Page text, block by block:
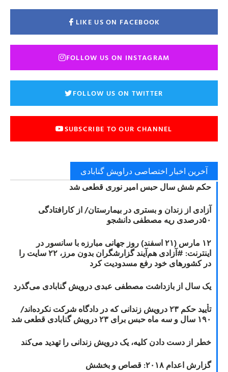
LIKE US ON FACEBOOK
FOLLOW US ON INSTAGRAM
FOLLOW US ON TWITTER
SUBSCRIBE TO OUR CHANNEL
آخرین اخبار اختصاصی دراویش گنابادی
حکم شش سال حبس امیر نوری قطعی شد
آزادی از زندان و بستری در بیمارستان/ از کارافتادگی
۵۰درصدی ریه مصطفی دانشجو
۱۲ مارس (۲۱ اسفند) روز جهانی مبارزه با سانسور در
اینترنت: #آزادی هم‌آیند گزارشگران‌ بدون مرز، ۲۲ سایت را
در کشورهای خود رفع مسدودیت کرد
یک سال از بازداشت مصطفی عبدی درویش گنابادی می‌گذرد
تأیید حکم ۲۳ درویش زندانی که در دادگاه شرکت نکرده‌اند/
۱۹۰ سال و سه ماه حبس برای ۲۳ درویش گنابادی قطعی شد
خطر از دست دادن کلیه، یک درویش زندانی را تهدید می‌کند
گزارش اعدام ۲۰۱۸: قصاص و بخشش